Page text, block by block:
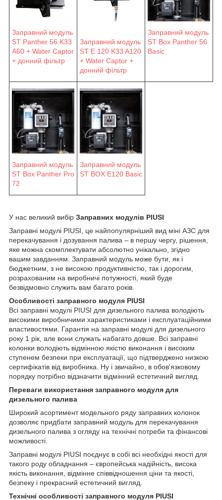
Заправний модуль
ST Panther 56 K33
A60 + Water Captor
+ донний фільтр
Заправний модуль
ST E 120 K33 A120
+ Water Captor +
донний фільтр
Заправний модуль
ST Box Panther 56
Basic
Заправний модуль
ST Box Panther Pro
72
Заправний модуль
ST BOX E120 Basic
У нас великий вибір Заправних модулів PIUSI
Заправні модулі PIUSI, це найпопулярніший вид міні АЗС для
перекачування і дозування палива – в першу чергу, рішення,
яке можна скомплектувати абсолютно унікально, згідно
вашим завданням. Заправний модуль може бути, як і
бюджетним, з не високою продуктивністю, так і дорогим,
розрахованим на виробничі потужності, який буде
безвідмовно служить вам багато років.
Особливості заправного модуля PIUSI
Всі заправні модулі PIUSI для дизельного палива володіють
високими виробничими характеристиками і експлуатаційними
властивостями. Гарантія на заправні модулі для дизельного
року 1 рік, але вони служать набагато довше. Всі заправні
колонки володіють відмінною якістю виконання і високим
ступенем безпеки при експлуатації, що підтверджено низкою
сертифікатів від виробника. Ну і звичайно, в обов'язковому
порядку потрібно відзначити відмінний естетичний вигляд.
Переваги використання заправного модуля для
дизельного палива
Широкий асортимент модельного ряду заправних колонок
дозволяє придбати заправний модуль для перекачування
дизельного палива з огляду на технічні потреби та фінансові
можливості.
Заправні модулі PIUSI поєднує в собі всі необхідні якості для
такого роду обладнання – європейська надійність, висока
якість виконання, відмінне співвідношення ціни та якості,
безпеку і прекрасний естетичний вигляд.
Технічні особливості заправного модуля PIUSI